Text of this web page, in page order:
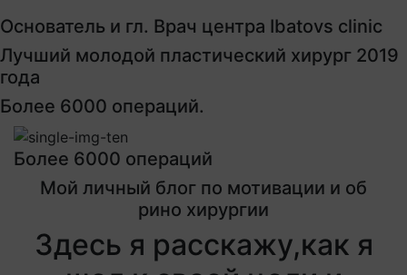
Основатель и гл. Врач центра Ibatovs clinic
Лучший молодой пластический хирург 2019
года
Более 6000 операций.
Более 6000 операций
Мой личный блог по мотивации и об
рино хирургии
Здесь я расскажу,как я